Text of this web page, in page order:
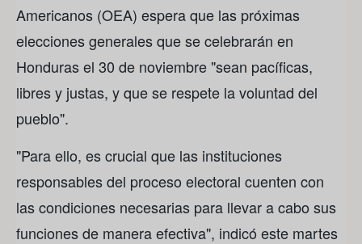
Americanos (OEA) espera que las próximas
elecciones generales que se celebrarán en
Honduras el 30 de noviembre "sean pacíficas,
libres y justas, y que se respete la voluntad del
pueblo".
"Para ello, es crucial que las instituciones
responsables del proceso electoral cuenten con
las condiciones necesarias para llevar a cabo sus
funciones de manera efectiva", indicó este martes